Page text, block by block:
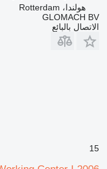
هولندا، Rotterdam
GLOMACH BV
الاتصال بالبائع
15